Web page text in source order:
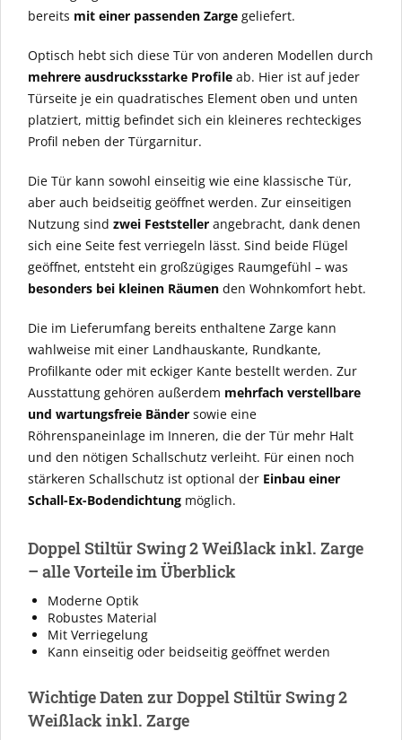
bereits mit einer passenden Zarge geliefert.
Optisch hebt sich diese Tür von anderen Modellen durch
mehrere ausdrucksstarke Profile ab. Hier ist auf jeder
Türseite je ein quadratisches Element oben und unten
platziert, mittig befindet sich ein kleineres rechteckiges
Profil neben der Türgarnitur.
Die Tür kann sowohl einseitig wie eine klassische Tür,
aber auch beidseitig geöffnet werden. Zur einseitigen
Nutzung sind zwei Feststeller angebracht, dank denen
sich eine Seite fest verriegeln lässt. Sind beide Flügel
geöffnet, entsteht ein großzügiges Raumgefühl – was
besonders bei kleinen Räumen den Wohnkomfort hebt.
Die im Lieferumfang bereits enthaltene Zarge kann
wahlweise mit einer Landhauskante, Rundkante,
Profilkante oder mit eckiger Kante bestellt werden. Zur
Ausstattung gehören außerdem mehrfach verstellbare
und wartungsfreie Bänder sowie eine
Röhrenspaneinlage im Inneren, die der Tür mehr Halt
und den nötigen Schallschutz verleiht. Für einen noch
stärkeren Schallschutz ist optional der Einbau einer
Schall-Ex-Bodendichtung möglich.
Doppel Stiltür Swing 2 Weißlack inkl. Zarge
– alle Vorteile im Überblick
Moderne Optik
Robustes Material
Mit Verriegelung
Kann einseitig oder beidseitig geöffnet werden
Wichtige Daten zur Doppel Stiltür Swing 2
Weißlack inkl. Zarge